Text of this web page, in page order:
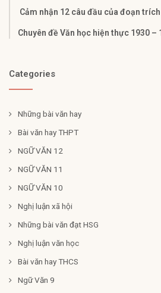
Cảm nhận 12 câu đầu của đoạn
Chuyên đề Văn học hiện thực 1930 –
Categories
Những bài văn hay
Bài văn hay THPT
NGỮ VĂN 12
NGỮ VĂN 11
NGỮ VĂN 10
Nghị luận xã hội
Những bài văn đạt HSG
Nghị luận văn học
Bài văn hay THCS
Ngữ Văn 9